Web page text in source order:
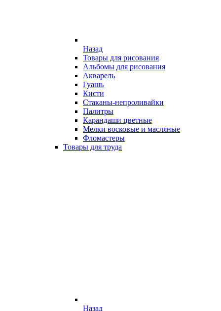
Назад
Товары для рисования
Альбомы для рисования
Акварель
Гуашь
Кисти
Стаканы-непроливайки
Палитры
Карандаши цветные
Мелки восковые и масляные
Фломастеры
Товары для труда
Назад